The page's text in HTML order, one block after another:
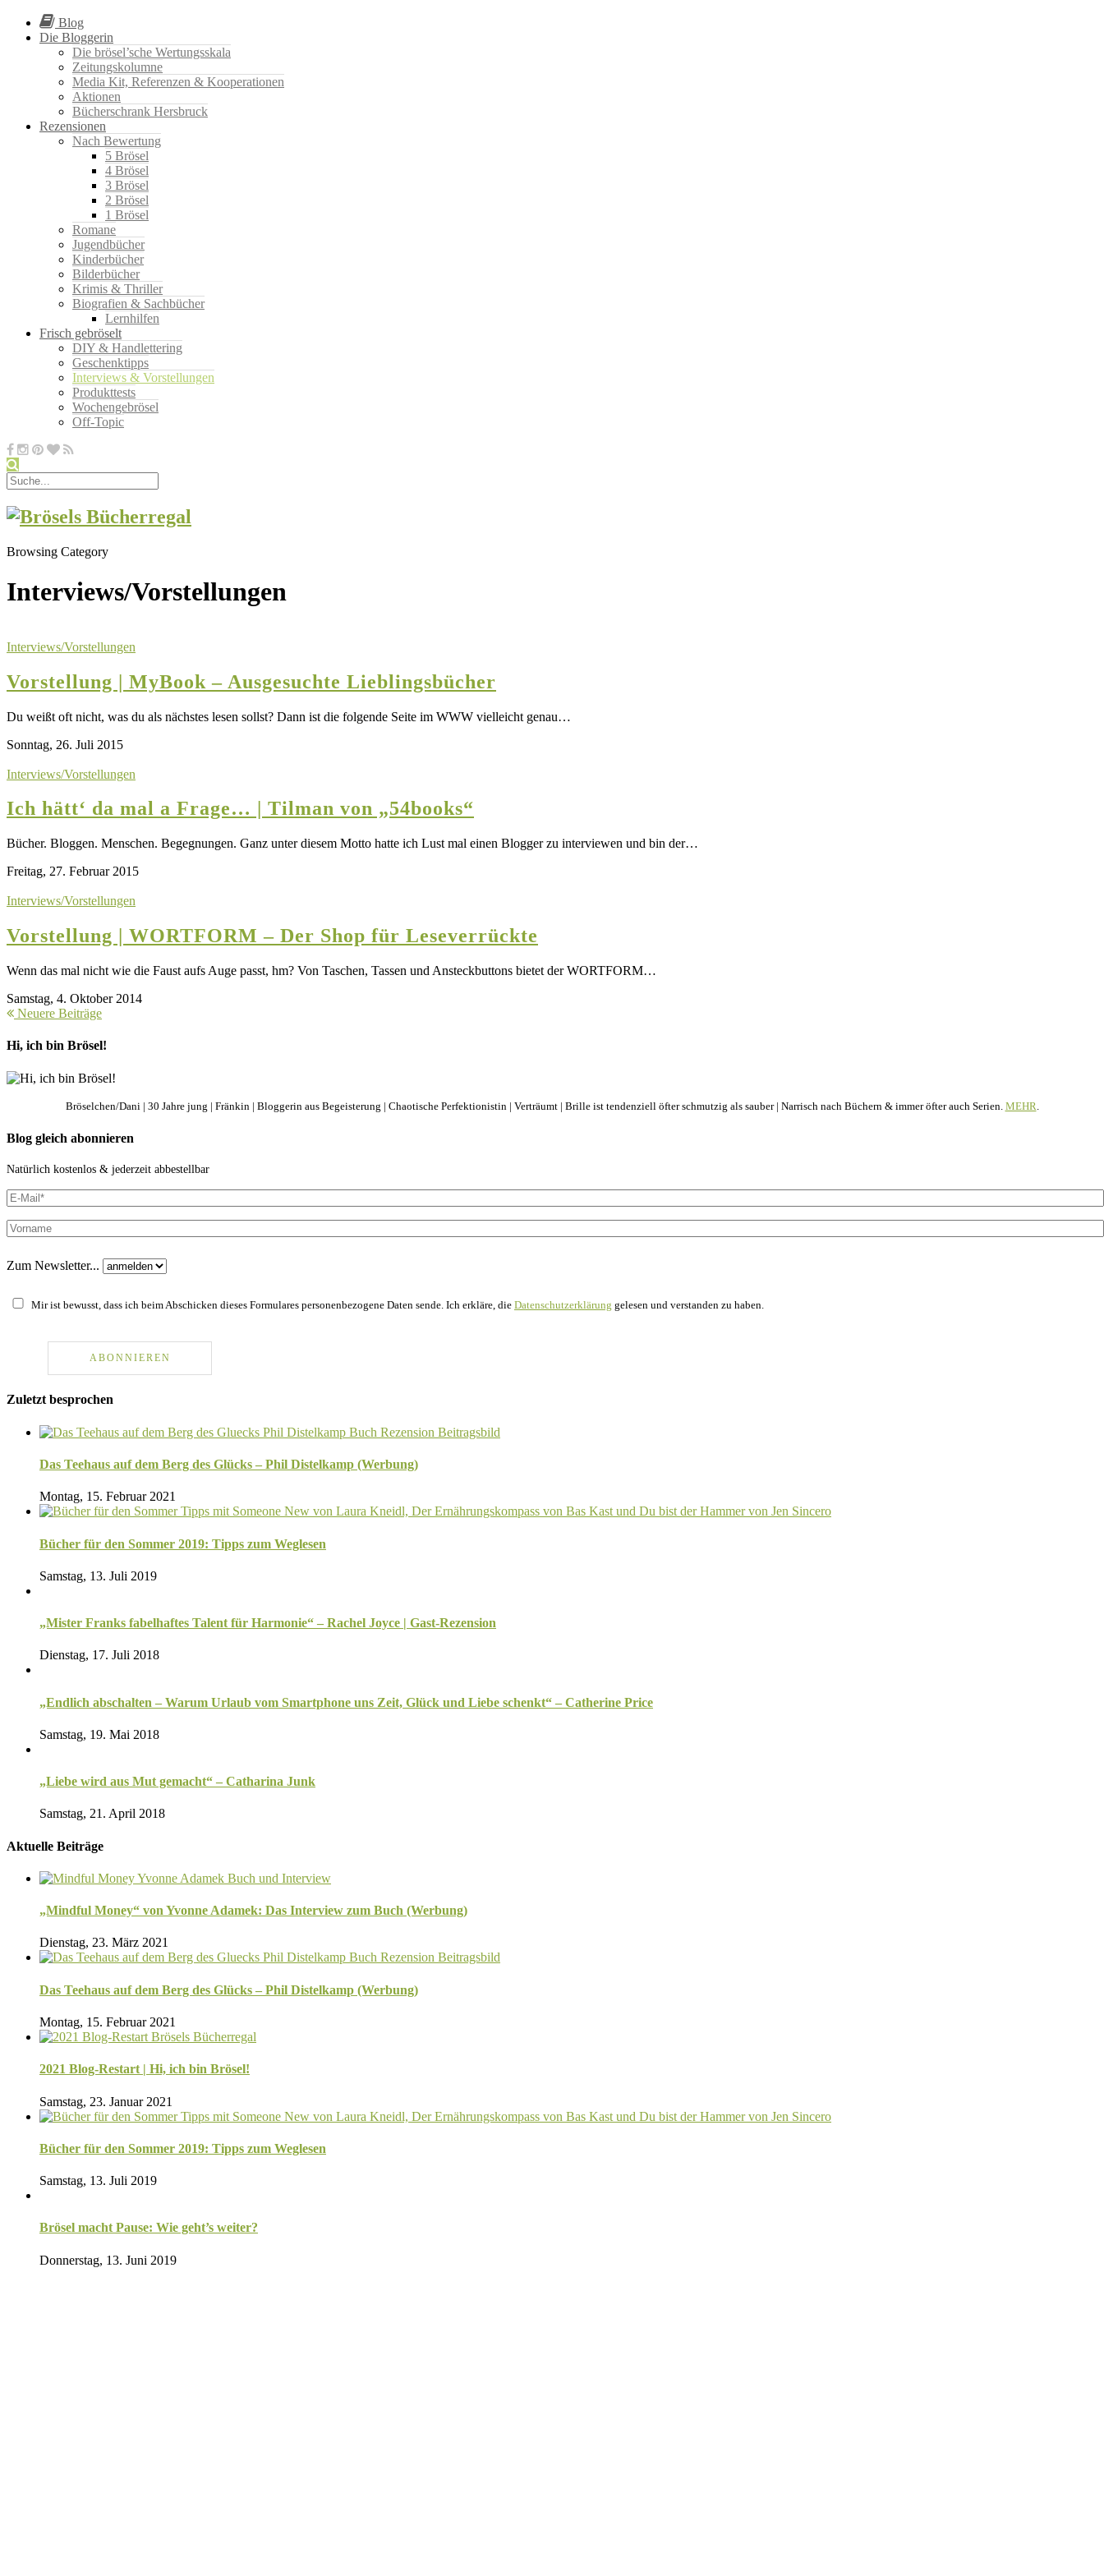
Blog
Die Bloggerin
Die brösel’sche Wertungsskala
Zeitungskolumne
Media Kit, Referenzen & Kooperationen
Aktionen
Bücherschrank Hersbruck
Rezensionen
Nach Bewertung
5 Brösel
4 Brösel
3 Brösel
2 Brösel
1 Brösel
Romane
Jugendbücher
Kinderbücher
Bilderbücher
Krimis & Thriller
Biografien & Sachbücher
Lernhilfen
Frisch gebröselt
DIY & Handlettering
Geschenktipps
Interviews & Vorstellungen
Produkttests
Wochengebrösel
Off-Topic
Browsing Category
Interviews/Vorstellungen
Interviews/Vorstellungen
Vorstellung | MyBook – Ausgesuchte Lieblingsbücher
Du weißt oft nicht, was du als nächstes lesen sollst? Dann ist die folgende Seite im WWW vielleicht genau…
Sonntag, 26. Juli 2015
Interviews/Vorstellungen
Ich hätt‘ da mal a Frage… | Tilman von „54books“
Bücher. Bloggen. Menschen. Begegnungen. Ganz unter diesem Motto hatte ich Lust mal einen Blogger zu interviewen und bin der…
Freitag, 27. Februar 2015
Interviews/Vorstellungen
Vorstellung | WORTFORM – Der Shop für Leseverrückte
Wenn das mal nicht wie die Faust aufs Auge passt, hm? Von Taschen, Tassen und Ansteckbuttons bietet der WORTFORM…
Samstag, 4. Oktober 2014
Neuere Beiträge
Hi, ich bin Brösel!
Bröselchen/Dani | 30 Jahre jung | Fränkin | Bloggerin aus Begeisterung | Chaotische Perfektionistin | Verträumt | Brille ist tendenziell öfter schmutzig als sauber | Narrisch nach Büchern & immer öfter auch Serien. MEHR
Blog gleich abonnieren
Natürlich kostenlos & jederzeit abbestellbar
Zum Newsletter...
Mir ist bewusst, dass ich beim Abschicken dieses Formulares personenbezogene Daten sende. Ich erkläre, die Datenschutzerklärung gelesen und verstanden zu haben.
Zuletzt besprochen
Das Teehaus auf dem Berg des Glücks – Phil Distelkamp (Werbung)
Montag, 15. Februar 2021
Bücher für den Sommer 2019: Tipps zum Weglesen
Samstag, 13. Juli 2019
„Mister Franks fabelhaftes Talent für Harmonie“ – Rachel Joyce | Gast-Rezension
Dienstag, 17. Juli 2018
„Endlich abschalten – Warum Urlaub vom Smartphone uns Zeit, Glück und Liebe schenkt“ – Catherine Price
Samstag, 19. Mai 2018
„Liebe wird aus Mut gemacht“ – Catharina Junk
Samstag, 21. April 2018
Aktuelle Beiträge
„Mindful Money“ von Yvonne Adamek: Das Interview zum Buch (Werbung)
Dienstag, 23. März 2021
Das Teehaus auf dem Berg des Glücks – Phil Distelkamp (Werbung)
Montag, 15. Februar 2021
2021 Blog-Restart | Hi, ich bin Brösel!
Samstag, 23. Januar 2021
Bücher für den Sommer 2019: Tipps zum Weglesen
Samstag, 13. Juli 2019
Brösel macht Pause: Wie geht’s weiter?
Donnerstag, 13. Juni 2019